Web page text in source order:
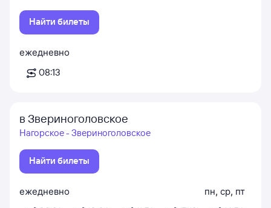
Найти билеты
ежедневно
08:13
в Звериноголовское
Нагорское - Звериноголовское
Найти билеты
ежедневно
пн, ср, пт